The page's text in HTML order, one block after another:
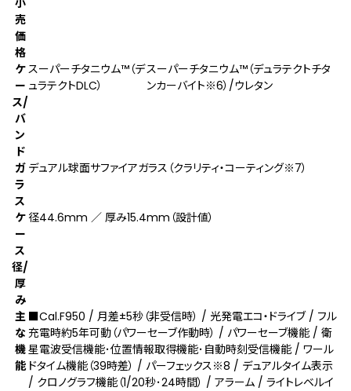
売
価
格
ケ
ー
ス/
バ
ン
ド
スーパーチタニウム™（デ
ュラテクトDLC）
スーパーチタニウム™（デュラテクトチタ
ンカーバイト※6）/ウレタン
ガ
ラ
ス
デュアル球面サファイアガラス（クラリティ・コーティング※7）
ケ
ー
ス
径/
厚
み
径44.6mm ／ 厚み15.4mm（設計値）
主
な
機
能
■Cal.F950 / 月差±5秒（非受信時） / 光発電エコ・ドライブ / フル
充電時約5年可動（パワーセーブ作動時） / パワーセーブ機能 / 衛
星電波受信機能･位置情報取得機能･自動時刻受信機能 / ワール
ドタイム機能（39時差） / パーフェックス※8 / デュアルタイム表示
/ クロノグラフ機能（1/20秒･24時間） / アラーム / ライトレベルイ